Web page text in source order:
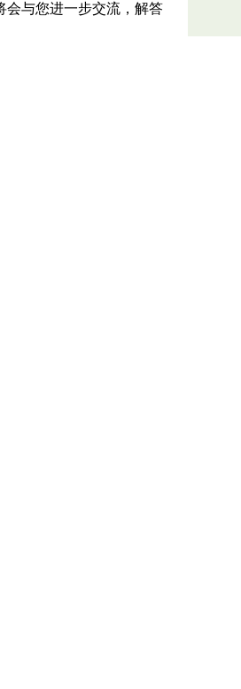
会与您进一步交流，解答